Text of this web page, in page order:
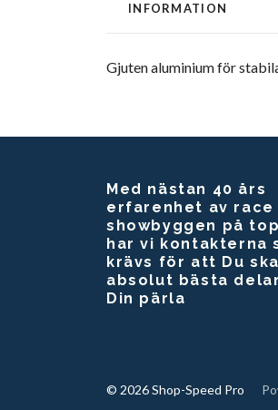
INFORMATION
Gjuten aluminium för
Med nästan 40 års
erfarenhet av race
showbyggen på
har vi kontakterna
krävs för att Du
absolut bästa
Din pärla
© 2026 Shop-Speed Pro